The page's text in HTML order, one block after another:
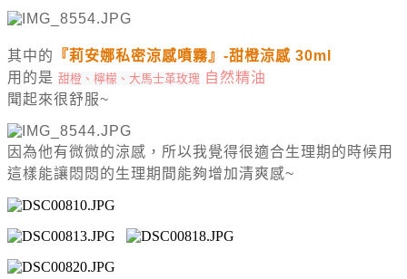
其中的
『莉安娜私密涼感噴霧』-甜橙涼感 30ml
用的是 甜橙、檸檬、大馬士革玫瑰 自然精油
聞起來很舒服~
因為他有微微的涼感，所以我覺得很適合生理期的時候用
這樣能讓悶悶的生理期間能夠增加清爽感~